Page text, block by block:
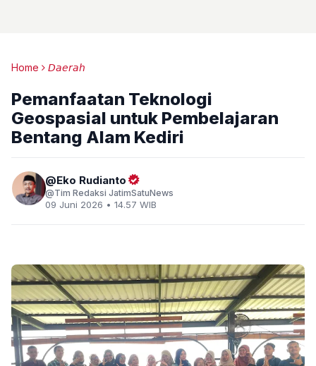
Home 𝘋𝘢𝘦𝘳𝘢𝘩
Pemanfaatan Teknologi
Geospasial untuk Pembelajaran
Bentang Alam Kediri
Eko Rudianto
Tim Redaksi JatimSatuNews
09 Juni 2026 • 14.57 WIB